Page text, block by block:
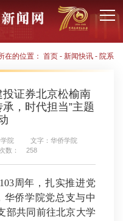
在的位置： 首页 - 新闻快讯 - 院系
证券北京松榆南
，时代担当”主题
院
文字：华侨学院
数： 258
周年，扎实推进党
华侨学院党总支与中
部共同前往北京大学